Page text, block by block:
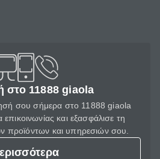
στο 11888 giaola
σου σήμερα στο 11888 giaola
και εξασφάλισε τη
προϊόντων και υπηρεσιών σου.